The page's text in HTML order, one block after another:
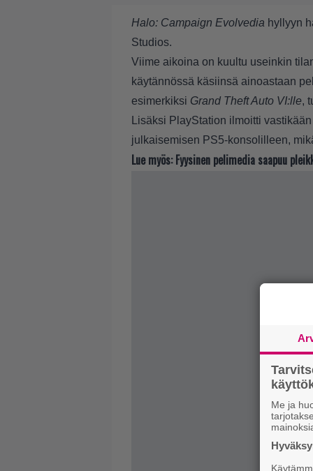
Halo: Campaign Evolvedia hyllyyn
Studios.
Viime aikoina on kuultu useinkin
käytännössä käsiinsä ainoastaan
esimerkiksi Grand Theft Auto VI:lle,
Lisäksi PlayStation ilmoitti
julkaisemisen PS5-konsolilleen,
Lue myös: Fyysinen pelimedia saapuu
Me ja